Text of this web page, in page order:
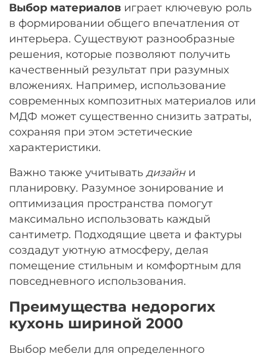
Выбор материалов играет ключевую роль
в формировании общего впечатления от
интерьера. Существуют разнообразные
решения, которые позволяют получить
качественный результат при разумных
вложениях. Например, использование
современных композитных материалов или
МДФ может существенно снизить затраты,
сохраняя при этом эстетические
характеристики.
Важно также учитывать дизайни
планировку. Разумное зонирование и
оптимизация пространства помогут
максимально использовать каждый
сантиметр. Подходящие цвета и фактуры
создадут уютную атмосферу, делая
помещение стильным и комфортным для
повседневного использования.
Преимущества недорогих
кухонь шириной 2000
Выбор мебели для определенного
раз в 2 недели